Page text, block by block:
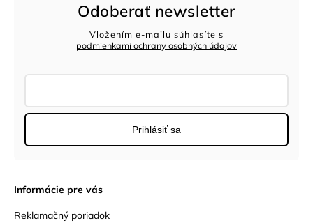
Informácie pre vás
Reklamačný poriadok
Odoberať newsletter
Vložením e-mailu súhlasíte s
podmienkami ochrany osobných údajov
Prihlásiť sa